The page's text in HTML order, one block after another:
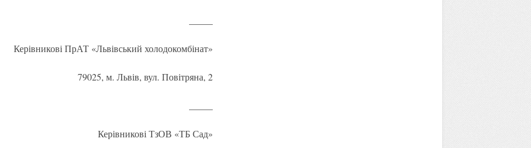
Керівникові ПрАТ «Львівський холодокомбінат»
79025, м. Львів, вул. Повітряна, 2
Керівникові ТзОВ «ТБ Сад»